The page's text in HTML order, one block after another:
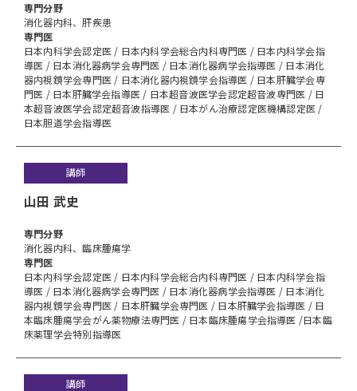
専⾨分野
消化器内科、肝疾患
専門医
日本内科学会認定医 / 日本内科学会総合内科専門医 / 日本内科学会指
導医 / 日本消化器病学会専門医 / 日本消化器病学会指導医 / 日本消化
器内視鏡学会専門医 / 日本消化器内視鏡学会指導医 / 日本肝臓学会専
門医 / 日本肝臓学会指導医 / 日本超音波医学会認定超音波専門医 / 日
本超音波医学会認定超音波指導医 / 日本がん治療認定医機構認定医 /
日本胆道学会指導医
講師
山田 武史
専⾨分野
消化器内科、臨床腫瘍学
専門医
日本内科学会認定医 / 日本内科学会総合内科専門医 / 日本内科学会指
導医 / 日本消化器病学会専門医 / 日本消化器病学会指導医 / 日本消化
器内視鏡学会専門医 / 日本肝臓学会専門医 / 日本肝臓学会指導医 / 日
本臨床腫瘍学会がん薬物療法専門医 / 日本臨床腫瘍学会指導医 /日本臨
床薬理学会特別指導医
講師